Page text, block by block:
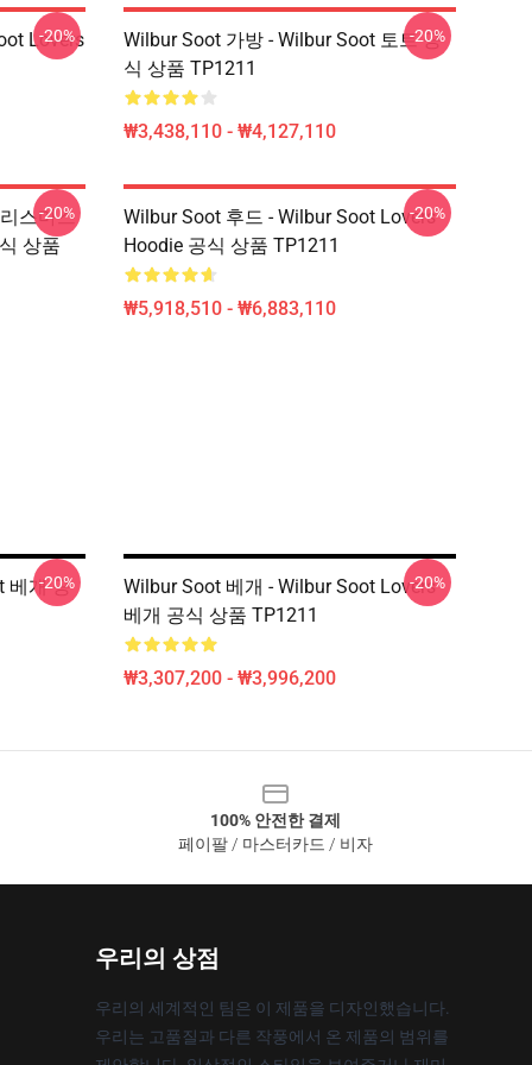
Lovers
-20%
Wilbur Soot 가방 - Wilbur Soot 토트 공
식 상품 TP1211
₩3,438,110 - ₩4,127,110
-20%
스마스
상품
-20%
Wilbur Soot 후드 - Wilbur Soot Lovers
Hoodie 공식 상품 TP1211
₩5,918,510 - ₩6,883,110
-20%
베개 공
-20%
Wilbur Soot 베개 - Wilbur Soot Lovers
베개 공식 상품 TP1211
₩3,307,200 - ₩3,996,200
-20%
100% 안전한 결제
페이팔 / 마스터카드 / 비자
우리의 상점
우리의 세계적인 팀은 이 제품을 디자인했습니다.
우리는 고품질과 다른 작풍에서 온 제품의 범위를